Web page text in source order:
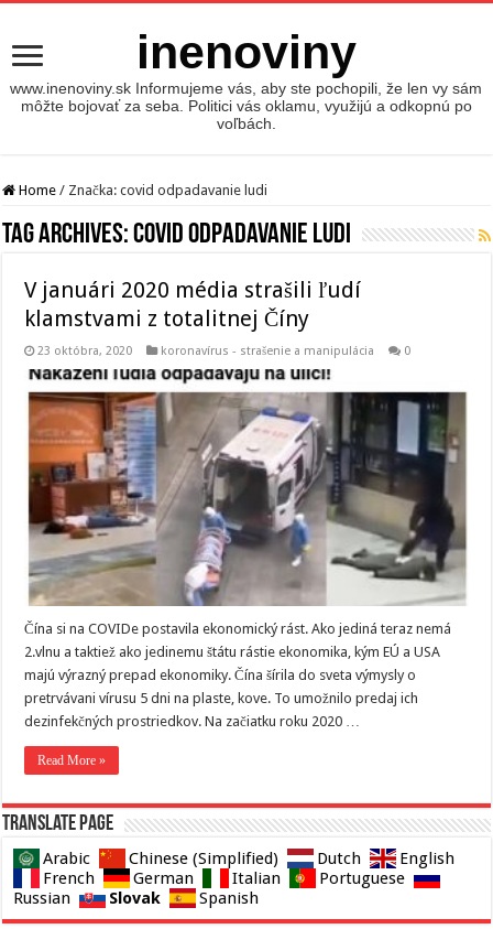
inenoviny
www.inenoviny.sk Informujeme vás, aby ste pochopili, že len vy sám
môžte bojovať za seba. Politici vás oklamu, využijú a odkopnú po
voľbách.
Home / Značka:covid odpadavanie ludi
Tag Archives:covid odpadavanie ludi
V januári 2020 média strašili ľudí
klamstvami z totalitnej Číny
23 októbra, 2020 koronavírus - strašenie a manipulácia 0
Čína si na COVIDe postavila ekonomický rást. Ako jediná teraz nemá
2.vlnu a taktiež ako jedinemu štátu rástie ekonomika, kým EÚ a USA
majú výrazný prepad ekonomiky. Čína šírila do sveta výmysly o
pretrvávani vírusu 5 dni na plaste, kove. To umožnilo predaj ich
dezinfekčných prostriedkov. Na začiatku roku 2020 …
Read More »
Translate page
Arabic Chinese (Simplified) Dutch
English
French
German Italian
Portuguese
Russian
Slovak Spanish